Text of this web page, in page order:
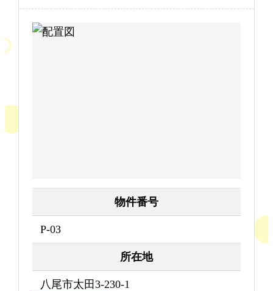
物件番号
P-03
所在地
八尾市太田3-230-1